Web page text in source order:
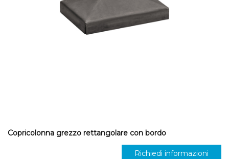
Copricolonna grezzo rettangolare con bordo
Richiedi informazioni